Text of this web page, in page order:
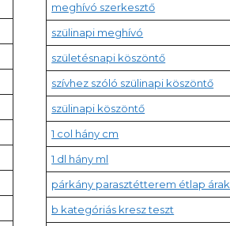
meghívó szerkesztő
szülinapi meghívó
születésnapi köszöntő
szívhez szóló szülinapi köszöntő
szülinapi köszöntő
1 col hány cm
1 dl hány ml
párkány parasztétterem étlap árak
b kategóriás kresz teszt